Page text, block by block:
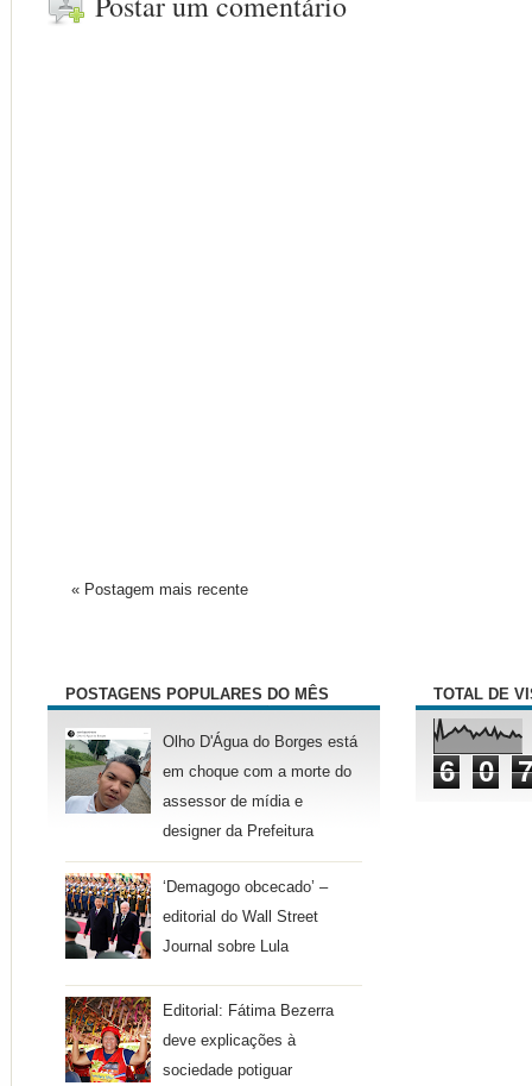
« Postagem mais recente
POSTAGENS POPULARES DO MÊS
Olho D'Água do Borges está
em choque com a morte do
assessor de mídia e
designer da Prefeitura
‘Demagogo obcecado’ –
editorial do Wall Street
Journal sobre Lula
Editorial: Fátima Bezerra
deve explicações à
sociedade potiguar
TOTAL DE
6 0 7